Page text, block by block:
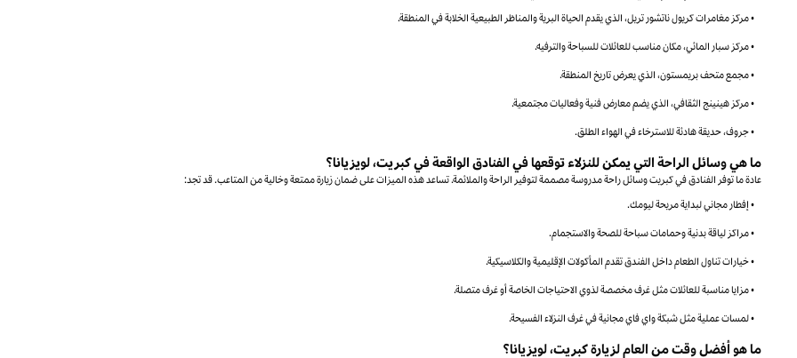
• مركز مغامرات كريول ناتشور تريل، الذي يقدم الحياة البرية والمناظر الطبيعية الخلابة في المنطقة.
• مركز سبار المائي، مكان مناسب للعائلات للسباحة والترفيه.
• مجمع متحف بريمستون، الذي يعرض تاريخ المنطقة.
• مركز هينينج الثقافي، الذي يضم معارض فنية وفعاليات مجتمعية.
• جروف، حديقة هادئة للاسترخاء في الهواء الطلق.
ما هي وسائل الراحة التي يمكن للنزلاء توقعها في الفنادق الواقعة في كبريت، لويزيانا؟
عادة ما توفر الفنادق في كبريت وسائل راحة مدروسة مصممة لتوفير الراحة والملائمة. تساعد هذه الميزات على ضمان زيارة ممتعة وخالية من المتاعب. قد تجد:
• إفطار مجاني لبداية مريحة ليومك.
• مراكز لياقة بدنية وحمامات سباحة للصحة والاستجمام.
• خيارات تناول الطعام داخل الفندق تقدم المأكولات الإقليمية والكلاسيكية.
• مزايا مناسبة للعائلات مثل غرف مخصصة لذوي الاحتياجات الخاصة أو غرف متصلة.
• لمسات عملية مثل شبكة واي فاي مجانية في غرف النزلاء الفسيحة.
ما هو أفضل وقت من العام لزيارة كبريت، لويزيانا؟